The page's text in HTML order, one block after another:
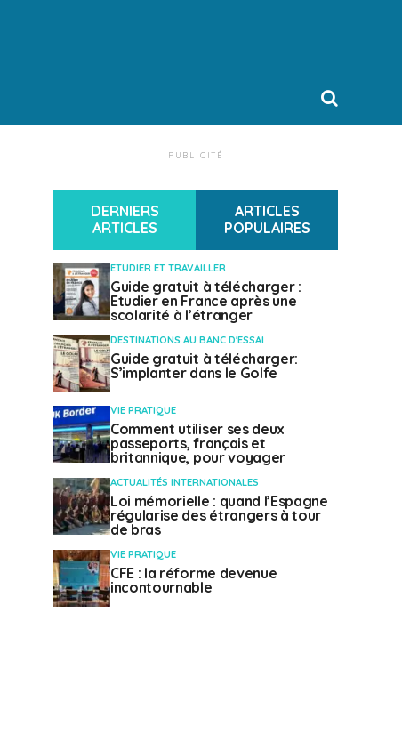
PUBLICITÉ
DERNIERS
ARTICLES
ARTICLES
POPULAIRES
ETUDIER ET TRAVAILLER
Guide gratuit à télécharger :
Etudier en France après une
scolarité à l’étranger
DESTINATIONS AU BANC D'ESSAI
Guide gratuit à télécharger:
S’implanter dans le Golfe
VIE PRATIQUE
Comment utiliser ses deux
passeports, français et
britannique, pour voyager
ACTUALITÉS INTERNATIONALES
Loi mémorielle : quand l’Espagne
régularise des étrangers à tour
de bras
VIE PRATIQUE
CFE : la réforme devenue
incontournable